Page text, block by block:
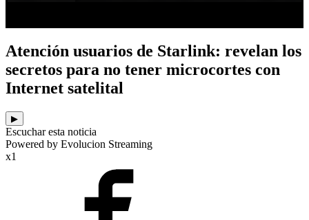
Atención usuarios de Starlink: revelan los
secretos para no tener microcortes con
Internet satelital
▶
Escuchar esta noticia
Powered by Evolucion Streaming
x1